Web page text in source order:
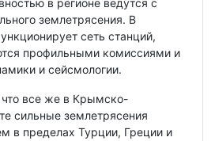
в регионе ведутся с
землетрясения. В
сеть станций,
профильными комиссиями и
и сейсмологии.
все же в Крымско-
сильные землетрясения
в пределах Турции, Греции и